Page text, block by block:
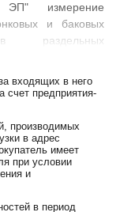
измерение
и баковых
раздельных
для этих
(ТТ) баковых
процесс при
измерения
числом, силой
У-220-
алгоритмы с
исключить
измерений для
входящих в него
счет предприятия-
производимых
в адрес
имеет
при условии
и
в период